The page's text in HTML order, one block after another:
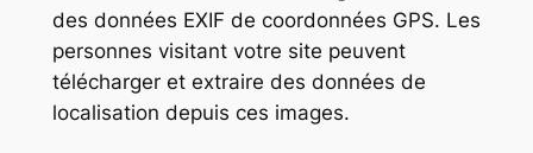
des données EXIF de coordonnées GPS. Les
personnes visitant votre site peuvent
télécharger et extraire des données de
localisation depuis ces images.